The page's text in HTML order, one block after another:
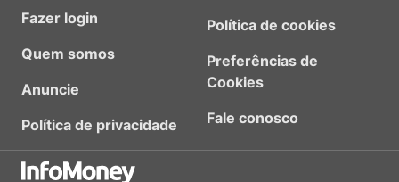
Fazer login
Quem somos
Anuncie
Política de privacidade
Política de cookies
Preferências de
Cookies
Fale conosco